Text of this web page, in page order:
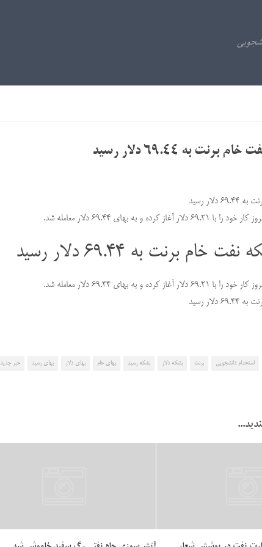
به 69.44 دلار رسید
رسید
و به بهای 69.44 دلار معامله شد.
برنت به 69.44 دلار رسید
و به بهای 69.44 دلار معامله شد.
رسید
استخدام دانشجویی برنت بشکه دلار بشکه رسید بهای خام بهای دلار بهای رسید خبر جدید